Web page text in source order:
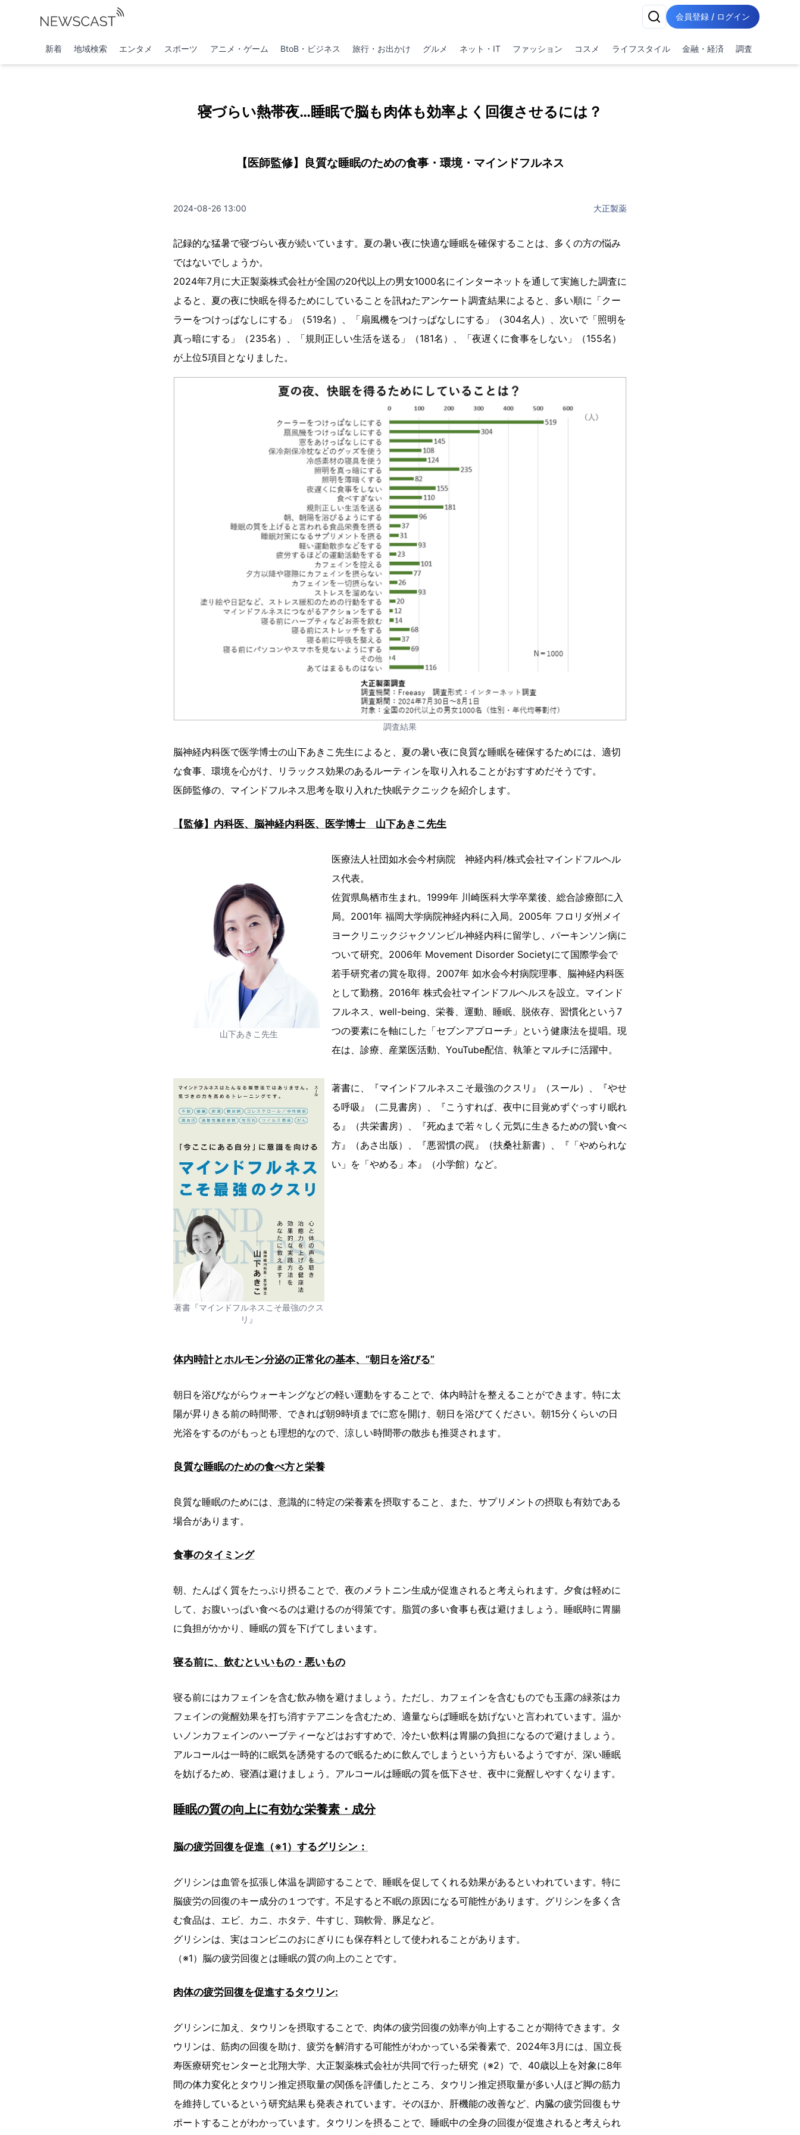
会員登録 / ログイン
新着 地域検索 エンタメ スポーツ アニメ・ゲーム BtoB・ビジネス 旅行・お出かけ グルメ ネット・IT ファッション コスメ ライフスタイル 金融・経済 調査
寝づらい熱帯夜…睡眠で脳も肉体も効率よく回復させるには？
【医師監修】良質な睡眠のための食事・環境・マインドフルネス
2024-08-26 13:00 大正製薬
記録的な猛暑で寝づらい夜が続いています。夏の暑い夜に快適な睡眠を確保することは、多くの方の悩み
ではないでしょうか。
2024年7月に大正製薬株式会社が全国の20代以上の男女1000名にインターネットを通して実施した調査に
よると、夏の夜に快眠を得るためにしていることを訊ねたアンケート調査結果によると、多い順に「クー
ラーをつけっぱなしにする」（519名）、「扇風機をつけっぱなしにする」（304名人）、次いで「照明を
真っ暗にする」（235名）、「規則正しい生活を送る」（181名）、「夜遅くに食事をしない」（155名）
が上位5項目となりました。
調査結果
脳神経内科医で医学博士の山下あきこ先生によると、夏の暑い夜に良質な睡眠を確保するためには、適切
な食事、環境を心がけ、リラックス効果のあるルーティンを取り入れることがおすすめだそうです。
医師監修の、マインドフルネス思考を取り入れた快眠テクニックを紹介します。
【監修】内科医、脳神経内科医、医学博士 山下あきこ先生
山下あきこ先生
医療法人社団如水会今村病院 神経内科/株式会社マインドフルヘル
ス代表。
佐賀県鳥栖市生まれ。1999年 川崎医科大学卒業後、総合診療部に入
局。2001年 福岡大学病院神経内科に入局。2005年 フロリダ州メイ
ヨークリニックジャクソンビル神経内科に留学し、パーキンソン病に
ついて研究。2006年 Movement Disorder Societyにて国際学会で
若手研究者の賞を取得。2007年 如水会今村病院理事、脳神経内科医
として勤務。2016年 株式会社マインドフルヘルスを設立。マインド
フルネス、well-being、栄養、運動、睡眠、脱依存、習慣化という7
つの要素にを軸にした「セブンアプローチ」という健康法を提唱。現
在は、診療、産業医活動、YouTube配信、執筆とマルチに活躍中。
著書『マインドフルネスこそ最強のクス
リ』
著書に、『マインドフルネスこそ最強のクスリ』（スール）、『やせ
る呼吸』（二見書房）、『こうすれば、夜中に目覚めずぐっすり眠れ
る』（共栄書房）、『死ぬまで若々しく元気に生きるための賢い食べ
方』（あさ出版）、『悪習慣の罠』（扶桑社新書）、『「やめられな
い」を「やめる」本』（小学館）など。
体内時計とホルモン分泌の正常化の基本、“朝日を浴びる”
朝日を浴びながらウォーキングなどの軽い運動をすることで、体内時計を整えることができます。特に太
陽が昇りきる前の時間帯、できれば朝9時頃までに窓を開け、朝日を浴びてください。朝15分くらいの日
光浴をするのがもっとも理想的なので、涼しい時間帯の散歩も推奨されます。
良質な睡眠のための食べ方と栄養
良質な睡眠のためには、意識的に特定の栄養素を摂取すること、また、サプリメントの摂取も有効である
場合があります。
食事のタイミング
朝、たんぱく質をたっぷり摂ることで、夜のメラトニン生成が促進されると考えられます。夕食は軽めに
して、お腹いっぱい食べるのは避けるのが得策です。脂質の多い食事も夜は避けましょう。睡眠時に胃腸
に負担がかかり、睡眠の質を下げてしまいます。
寝る前に、飲むといいもの・悪いもの
寝る前にはカフェインを含む飲み物を避けましょう。ただし、カフェインを含むものでも玉露の緑茶はカ
フェインの覚醒効果を打ち消すテアニンを含むため、適量ならば睡眠を妨げないと言われています。温か
いノンカフェインのハーブティーなどはおすすめで、冷たい飲料は胃腸の負担になるので避けましょう。
アルコールは一時的に眠気を誘発するので眠るために飲んでしまうという方もいるようですが、深い睡眠
を妨げるため、寝酒は避けましょう。アルコールは睡眠の質を低下させ、夜中に覚醒しやすくなります。
睡眠の質の向上に有効な栄養素・成分
脳の疲労回復を促進（※1）するグリシン：
グリシンは血管を拡張し体温を調節することで、睡眠を促してくれる効果があるといわれています。特に
脳疲労の回復のキー成分の１つです。不足すると不眠の原因になる可能性があります。グリシンを多く含
む食品は、エビ、カニ、ホタテ、牛すじ、鶏軟骨、豚足など。
グリシンは、実はコンビニのおにぎりにも保存料として使われることがあります。
（※1）脳の疲労回復とは睡眠の質の向上のことです。
肉体の疲労回復を促進するタウリン:
グリシンに加え、タウリンを摂取することで、肉体の疲労回復の効率が向上することが期待できます。タ
ウリンは、筋肉の回復を助け、疲労を解消する可能性がわかっている栄養素で、2024年3月には、国立長
寿医療研究センターと北翔大学、大正製薬株式会社が共同で行った研究（※2）で、40歳以上を対象に8年
間の体力変化とタウリン推定摂取量の関係を評価したところ、タウリン推定摂取量が多い人ほど脚の筋力
を維持しているという研究結果も発表されています。そのほか、肝機能の改善など、内臓の疲労回復もサ
ポートすることがわかっています。タウリンを摂ることで、睡眠中の全身の回復が促進されると考えられ